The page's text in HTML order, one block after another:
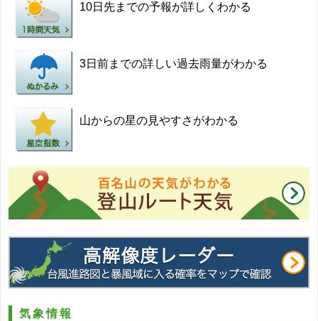
10日先までの予報が詳しくわかる
3日前までの詳しい過去雨量がわかる
山からの星の見やすさがわかる
気象情報